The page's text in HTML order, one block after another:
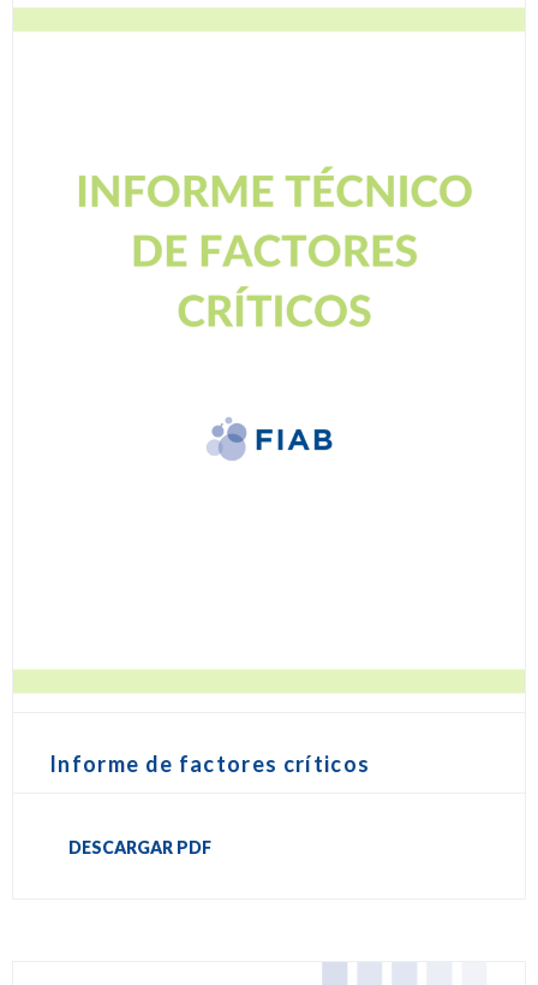
Informe de factores críticos
DESCARGAR PDF